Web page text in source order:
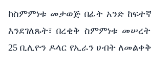
ከስምምነቱ መታወጅ በፊት አንድ
እንደገለጹት፣ በረቂቅ ስምምነቱ
25 ቢሊዮን ዶላር የኢራን ሀብት